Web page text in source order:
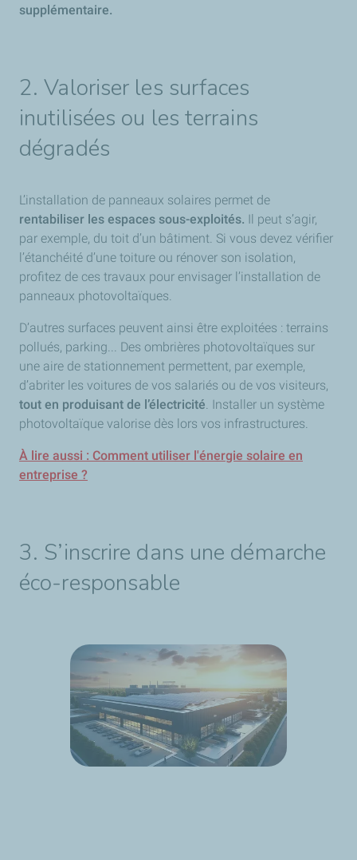
supplémentaire.
2. Valoriser les surfaces
inutilisées ou les terrains
dégradés
L’installation de panneaux solaires permet de
rentabiliser les espaces sous-exploités. Il peut s’agir,
par exemple, du toit d’un bâtiment. Si vous devez vérifier
l’étanchéité d’une toiture ou rénover son isolation,
profitez de ces travaux pour envisager l’installation de
panneaux photovoltaïques.
D’autres surfaces peuvent ainsi être exploitées : terrains
pollués, parking... Des ombrières photovoltaïques sur
une aire de stationnement permettent, par exemple,
d’abriter les voitures de vos salariés ou de vos visiteurs,
tout en produisant de l’électricité. Installer un système
photovoltaïque valorise dès lors vos infrastructures.
À lire aussi : Comment utiliser l'énergie solaire en
entreprise ?
3. S’inscrire dans une démarche
éco-responsable